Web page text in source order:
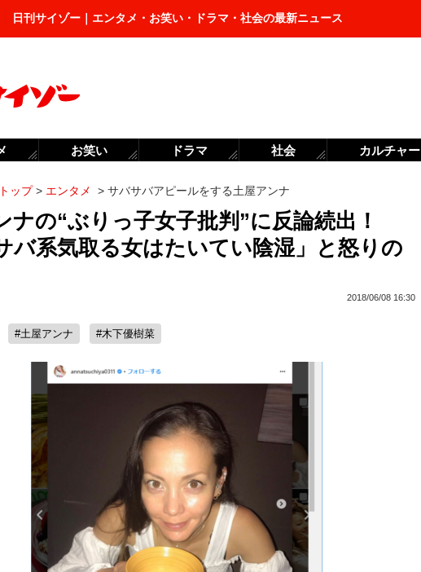
日刊サイゾー｜エンタメ・お笑い・ドラマ・社会の最新ニュース
ップ> エンタメ > サバサバアピールをする土屋アンナ
ナの“ぶりっ子女子批判”に反論続出！
バ系気取る女はたいてい陰湿」と怒りの
2018/06/08 16:30
#土屋アンナ #木下優樹菜
お笑い ドラマ 社会 カルチャー